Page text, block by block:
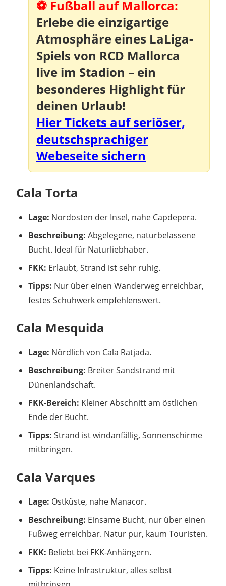
⚽ Fußball auf Mallorca:
Erlebe die einzigartige
Atmosphäre eines LaLiga-
Spiels von RCD Mallorca
live im Stadion – ein
besonderes Highlight für
deinen Urlaub!
Hier Tickets auf seriöser,
deutschsprachiger
Webeseite sichern
Cala Torta
Lage: Nordosten der Insel, nahe Capdepera.
Beschreibung: Abgelegene, naturbelassene
Bucht. Ideal für Naturliebhaber.
FKK: Erlaubt, Strand ist sehr ruhig.
Tipps: Nur über einen Wanderweg erreichbar,
festes Schuhwerk empfehlenswert.
Cala Mesquida
Lage: Nördlich von Cala Ratjada.
Beschreibung: Breiter Sandstrand mit
Dünenlandschaft.
FKK-Bereich: Kleiner Abschnitt am östlichen
Ende der Bucht.
Tipps: Strand ist windanfällig, Sonnenschirme
mitbringen.
Cala Varques
Lage: Ostküste, nahe Manacor.
Beschreibung: Einsame Bucht, nur über einen
Fußweg erreichbar. Natur pur, kaum Touristen.
FKK: Beliebt bei FKK-Anhängern.
Tipps: Keine Infrastruktur, alles selbst